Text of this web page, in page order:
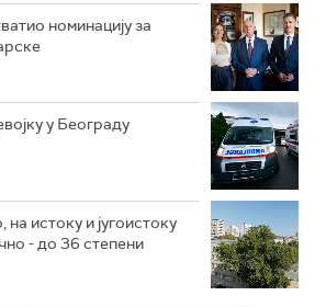
номинацију за
у Београду
истоку и југоистоку
- до 36 степени